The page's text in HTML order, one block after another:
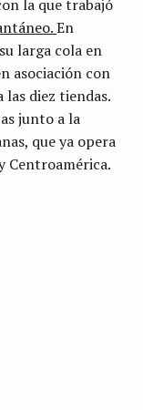
la que trabajó
En
larga cola en
asociación con
diez tiendas.
junto a la
que ya opera
Centroamérica.